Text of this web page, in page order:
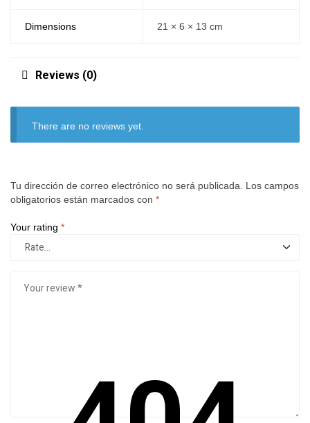
Dimensions 21 × 6 × 13 cm
Reviews (0)
There are no reviews yet.
Tu dirección de correo electrónico no será publicada.
Los campos
obligatorios están marcados con *
Your rating *